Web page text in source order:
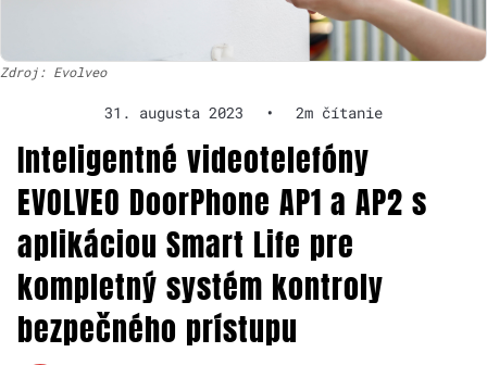
Zdroj: Evolveo
31. augusta 2023 • 2m čítanie
Inteligentné videotelefóny
EVOLVEO DoorPhone AP1 a AP2 s
aplikáciou Smart Life pre
kompletný systém kontroly
bezpečného prístupu